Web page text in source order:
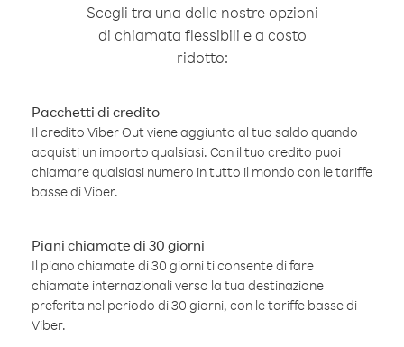
Scegli tra una delle nostre opzioni
di chiamata flessibili e a costo
ridotto:
Pacchetti di credito
Il credito Viber Out viene aggiunto al tuo saldo quando
acquisti un importo qualsiasi. Con il tuo credito puoi
chiamare qualsiasi numero in tutto il mondo con le tariffe
basse di Viber.
Piani chiamate di 30 giorni
Il piano chiamate di 30 giorni ti consente di fare
chiamate internazionali verso la tua destinazione
preferita nel periodo di 30 giorni, con le tariffe basse di
Viber.